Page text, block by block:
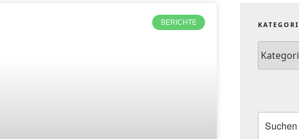
BERICHTE